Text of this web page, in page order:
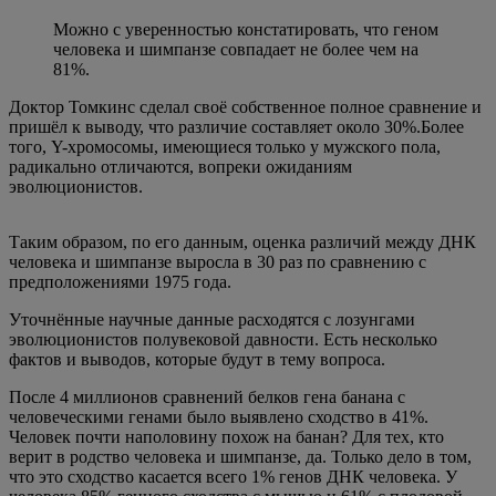
Можно с уверенностью констатировать, что геном
человека и шимпанзе совпадает не более чем на
81%.
Доктор Томкинс сделал своё собственное полное сравнение и
пришёл к выводу, что различие составляет около 30%.Более
того, Y-хромосомы, имеющиеся только у мужского пола,
радикально отличаются, вопреки ожиданиям
эволюционистов.
Таким образом, по его данным, оценка различий между ДНК
человека и шимпанзе выросла в 30 раз по сравнению с
предположениями 1975 года.
Уточнённые научные данные расходятся с лозунгами
эволюционистов полувековой давности. Есть несколько
фактов и выводов, которые будут в тему вопроса.
После 4 миллионов сравнений белков гена банана с
человеческими генами было выявлено сходство в 41%.
Человек почти наполовину похож на банан? Для тех, кто
верит в родство человека и шимпанзе, да. Только дело в том,
что это сходство касается всего 1% генов ДНК человека. У